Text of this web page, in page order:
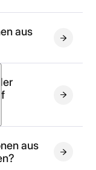
aus
aus